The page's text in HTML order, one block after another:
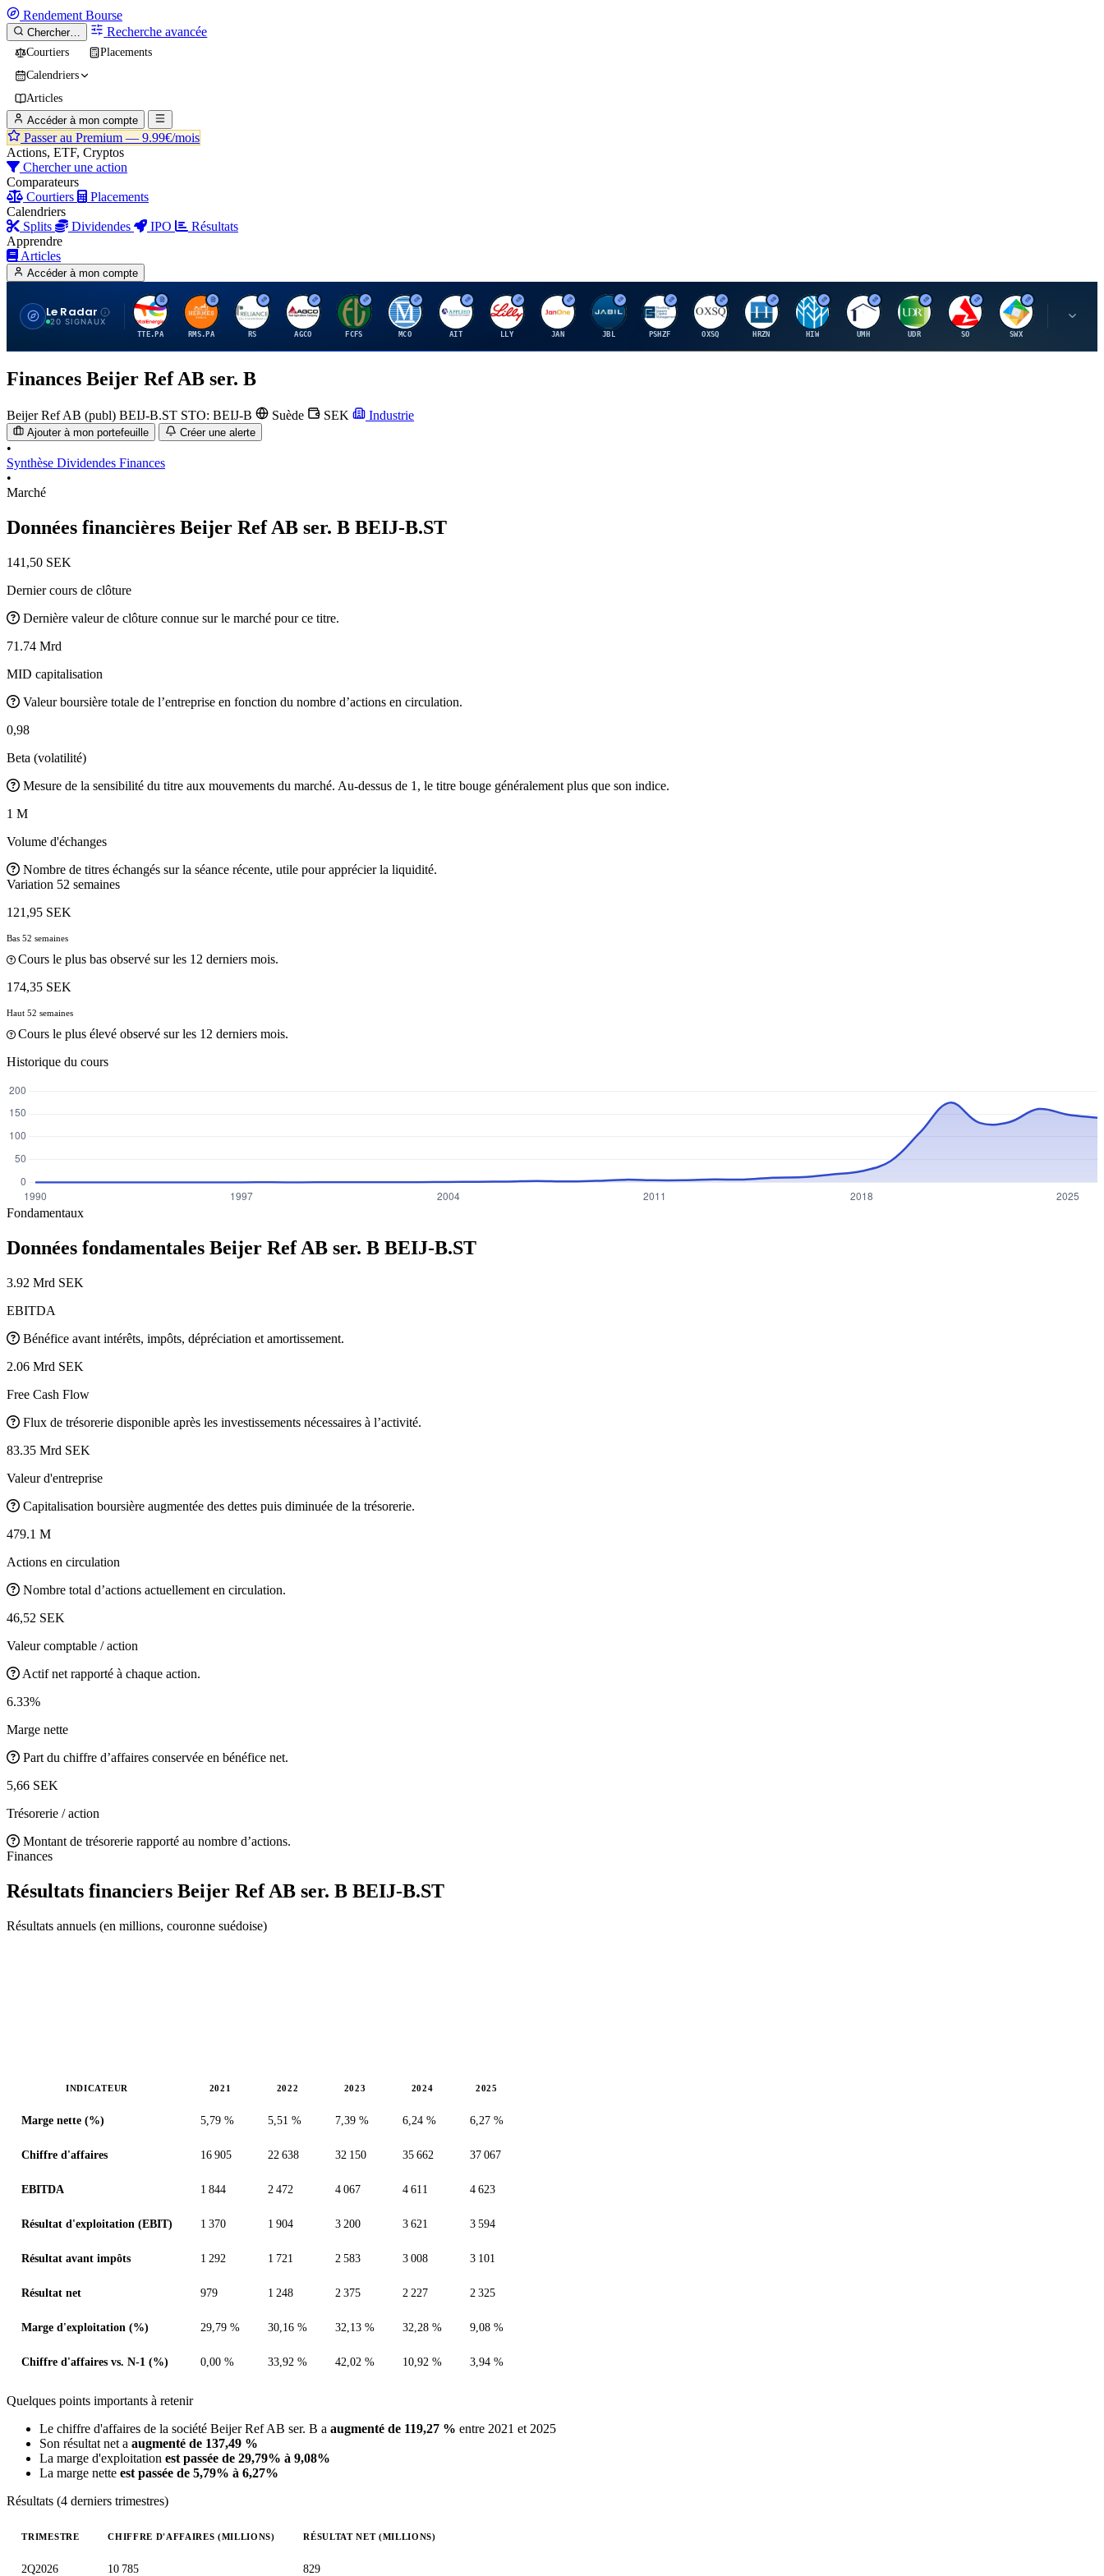
Rendement Bourse
Chercher… Recherche avancée
Courtiers
Placements
Calendriers
Articles
Accéder à mon compte
Passer au Premium — 9.99€/mois
Actions, ETF, Cryptos
Chercher une action
Comparateurs
Courtiers
Placements
Calendriers
Splits
Dividendes IPO
Résultats
Apprendre
Articles
Accéder à mon compte
Le Radar
20 SIGNAUX
T
TTE.PA
H
RMS.PA
R
RS
A
AGCO
F
FCFS
M
MCO
A
AIT
E
LLY
J
JAN
J
JBL
P
PSHZF
O
OXSQ
H
HRZN
H
HIW
U
UMH
U
UDR
S
SO
S
SWX
S
Finances Beijer Ref AB ser. B
Beijer Ref AB (publ) BEIJ-B.ST STO: BEIJ-B Suède SEK Industrie
Ajouter à mon portefeuille Créer une alerte
•
Synthèse Dividendes Finances
•
Marché
Données financières Beijer Ref AB ser. B BEIJ-B.ST
141,50 SEK
Dernier cours de clôture
Dernière valeur de clôture connue sur le marché pour ce titre.
71.74 Mrd
MID capitalisation
Valeur boursière totale de l’entreprise en fonction du nombre d’actions en circulation.
0,98
Beta (volatilité)
Mesure de la sensibilité du titre aux mouvements du marché. Au-dessus de 1, le titre bouge généralement plus que son indice.
1 M
Volume d'échanges
Nombre de titres échangés sur la séance récente, utile pour apprécier la liquidité.
Variation 52 semaines
121,95 SEK
Bas 52 semaines
Cours le plus bas observé sur les 12 derniers mois.
174,35 SEK
Haut 52 semaines
Cours le plus élevé observé sur les 12 derniers mois.
Historique du cours
Fondamentaux
Données fondamentales Beijer Ref AB ser. B BEIJ-B.ST
3.92 Mrd SEK
EBITDA
Bénéfice avant intérêts, impôts, dépréciation et amortissement.
2.06 Mrd SEK
Free Cash Flow
Flux de trésorerie disponible après les investissements nécessaires à l’activité.
83.35 Mrd SEK
Valeur d'entreprise
Capitalisation boursière augmentée des dettes puis diminuée de la trésorerie.
479.1 M
Actions en circulation
Nombre total d’actions actuellement en circulation.
46,52 SEK
Valeur comptable / action
Actif net rapporté à chaque action.
6.33%
Marge nette
Part du chiffre d’affaires conservée en bénéfice net.
5,66 SEK
Trésorerie / action
Montant de trésorerie rapporté au nombre d’actions.
Finances
Résultats financiers Beijer Ref AB ser. B BEIJ-B.ST
Résultats annuels (en millions, couronne suédoise)
INDICATEUR 2021 2022 2023 2024 2025
Marge nette (%) 5,79 % 5,51 % 7,39 % 6,24 % 6,27 %
Chiffre d'affaires 16 905 22 638 32 150 35 662 37 067
EBITDA 1 844 2 472 4 067 4 611 4 623
Résultat d'exploitation (EBIT) 1 370 1 904 3 200 3 621 3 594
Résultat avant impôts 1 292 1 721 2 583 3 008 3 101
Résultat net 979 1 248 2 375 2 227 2 325
Marge d'exploitation (%) 29,79 % 30,16 % 32,13 % 32,28 % 9,08 %
Chiffre d'affaires vs. N-1 (%) 0,00 % 33,92 % 42,02 % 10,92 % 3,94 %
Quelques points importants à retenir
Le chiffre d'affaires de la société Beijer Ref AB ser. B a augmenté de 119,27 % entre 2021 et 2025
Son résultat net a augmenté de 137,49 %
La marge d'exploitation est passée de 29,79% à 9,08%
La marge nette est passée de 5,79% à 6,27%
Résultats (4 derniers trimestres)
TRIMESTRE CHIFFRE D'AFFAIRES (MILLIONS) RÉSULTAT NET (MILLIONS)
2Q2026 10 785 829